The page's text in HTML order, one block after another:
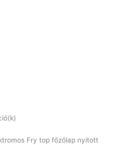
Fry top főzőlap nyitott